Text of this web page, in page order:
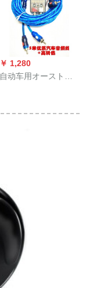
￥ 1,280
自动车用オーストリ
ーストリア・ディオ